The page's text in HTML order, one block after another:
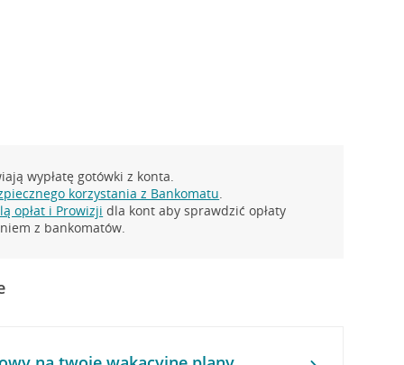
wypłatę gotówki z konta.
korzystania z Bankomatu.
opłat i Prowizji dla kont aby sprawdzić opłaty
z bankomatów.